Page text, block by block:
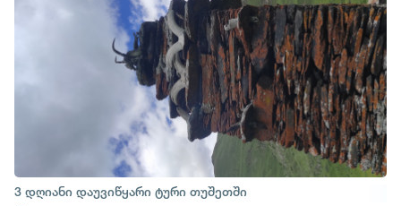
3 დღიანი დაუვიწყარი ტური თუშეთში